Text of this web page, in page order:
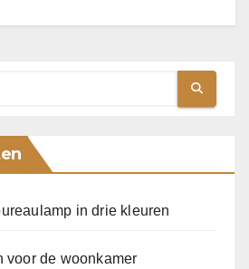
in drie kleuren
voor de woonkamer